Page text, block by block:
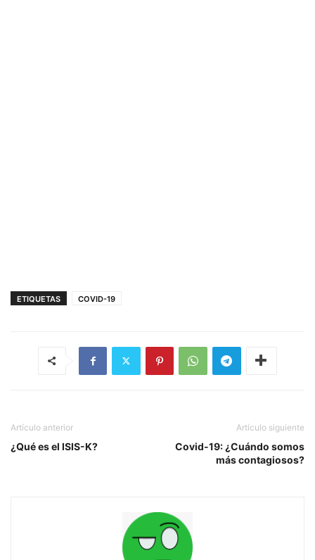
ETIQUETAS COVID-19
Artículo anterior
¿Qué es el ISIS-K?
Artículo siguiente
Covid-19: ¿Cuándo somos
más contagiosos?